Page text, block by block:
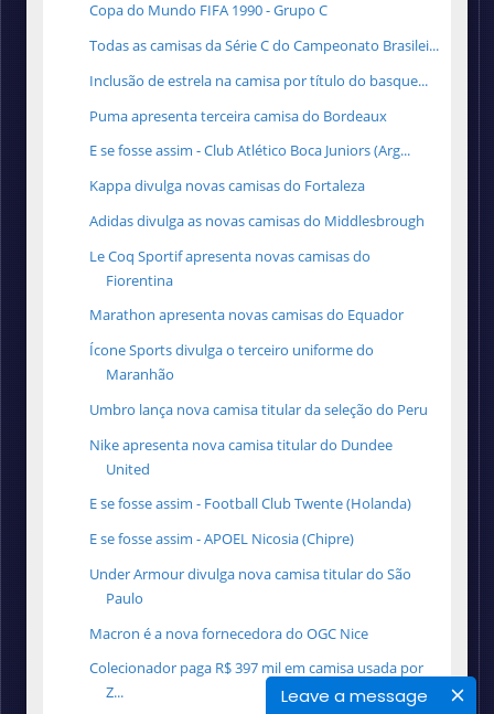
Leave a message
Copa do Mundo FIFA 1990 - Grupo C
Todas as camisas da Série C do Campeonato Brasilei...
Inclusão de estrela na camisa por título do basque...
Puma apresenta terceira camisa do Bordeaux
E se fosse assim - Club Atlético Boca Juniors (Arg...
Kappa divulga novas camisas do Fortaleza
Adidas divulga as novas camisas do Middlesbrough
Le Coq Sportif apresenta novas camisas do
Fiorentina
Marathon apresenta novas camisas do Equador
Ícone Sports divulga o terceiro uniforme do
Maranhão
Umbro lança nova camisa titular da seleção do Peru
Nike apresenta nova camisa titular do Dundee
United
E se fosse assim - Football Club Twente (Holanda)
E se fosse assim - APOEL Nicosia (Chipre)
Under Armour divulga nova camisa titular do São
Paulo
Macron é a nova fornecedora do OGC Nice
Colecionador paga R$ 397 mil em camisa usada por
Z...